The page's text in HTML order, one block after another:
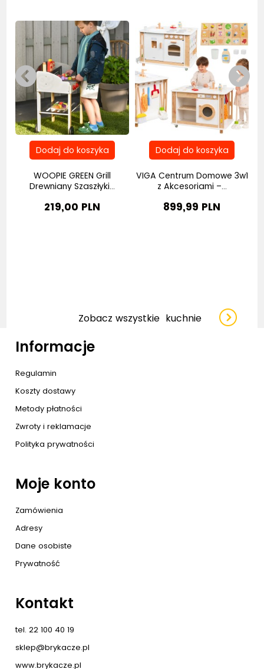
WOOPIE GREEN Grill
Drewniany Szaszłyki...
219,00 PLN
VIGA Centrum Domowe 3w1
z Akcesoriami –...
899,99 PLN
Zobacz wszystkie kuchnie
Informacje
Regulamin
Koszty dostawy
Metody płatności
Zwroty i reklamacje
Polityka prywatności
Moje konto
Zamówienia
Adresy
Dane osobiste
Prywatność
Kontakt
tel. 22 100 40 19
sklep@brykacze.pl
www.brykacze.pl